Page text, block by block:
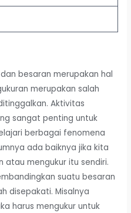
besaran merupakan hal
merupakan salah
Aktivitas
sangat penting untuk
berbagai fenomena
ada baiknya jika kita
atau mengukur itu sendiri.
suatu besaran
disepakati. Misalnya
harus mengukur untuk